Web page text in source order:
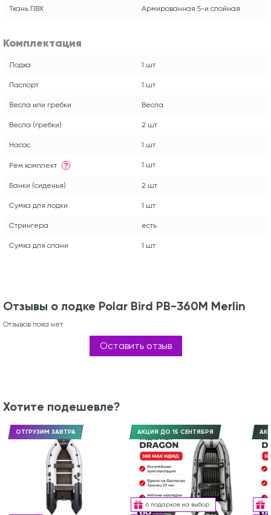
Ткань ПВХ Армированная 5-и слойная
Комплектация
Лодка 1 шт
Паспорт 1 шт
Весла или гребки Весла
Весла (гребки) 2 шт
Насос 1 шт
Рем.комплект ? 1 шт
Банки (сиденья) 2 шт
Сумка для лодки 1 шт
Стрингера есть
Сумка для слани 1 шт
Отзывы о лодке Polar Bird PB-360M Merlin
Отзывов пока нет
Оставить отзыв
Хотите подешевле?
ОТГРУЗИМ ЗАВТРА
6 подарков на выбор
АКЦИЯ ДО 15 СЕНТЯБРЯ